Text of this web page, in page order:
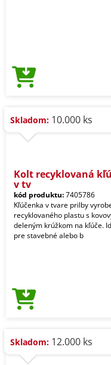
Skladom: 10.000 ks
Kolt recyklovaná
v tv
kód produktu:7405786
Kľúčenka v tvare prilby
recyklovaného plastu s
deleným krúžkom na kľúče.
pre stavebné alebo b
Skladom: 12.000 ks